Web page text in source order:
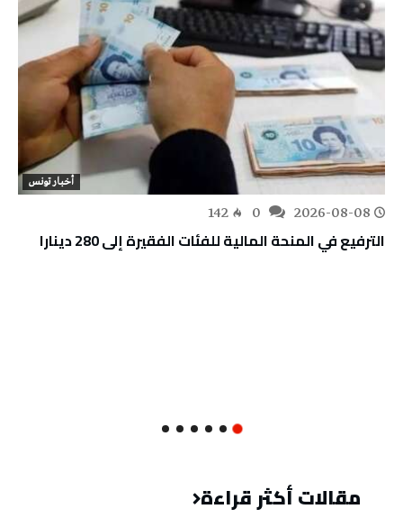
أخبار تونس
2026-08-08
142
الترفيع في المنحة المالية للفئات الفقيرة إلى 280 دينارا
مقالات أكثر قراءة